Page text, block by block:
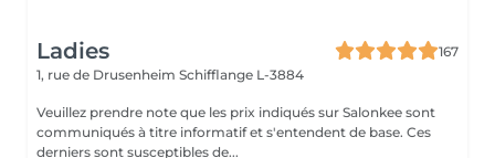
Ladies
167
1, rue de Drusenheim Schifflange L-3884
Veuillez prendre note que les prix indiqués sur Salonkee sont
communiqués à titre informatif et s'entendent de base. Ces
derniers sont susceptibles de...